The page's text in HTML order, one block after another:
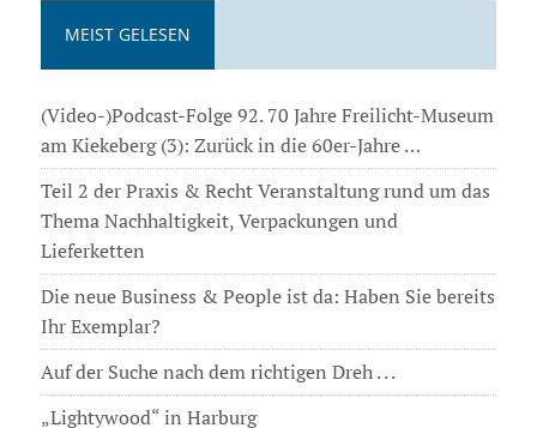
MEIST GELESEN
(Video-)Podcast-Folge 92. 70 Jahre Freilicht-Museum
am Kiekeberg (3): Zurück in die 60er-Jahre …
Teil 2 der Praxis & Recht Veranstaltung rund um das
Thema Nachhaltigkeit, Verpackungen und
Lieferketten
Die neue Business & People ist da: Haben Sie bereits
Ihr Exemplar?
Auf der Suche nach dem richtigen Dreh . . .
„Lightywood“ in Harburg